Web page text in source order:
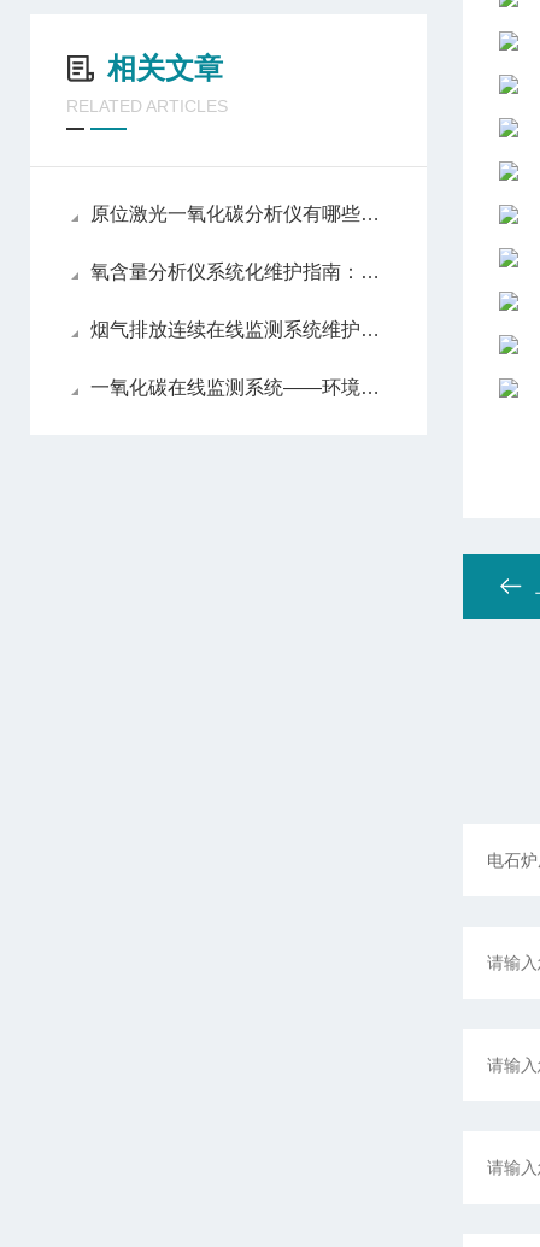
相关文章
RELATED ARTICLES
原位激光一氧化碳分析仪有哪些亮眼的功能特色呢？
氧含量分析仪系统化维护指南：日常保养解析
烟气排放连续在线监测系统维护方法
一氧化碳在线监测系统——环境监测的智能守护者